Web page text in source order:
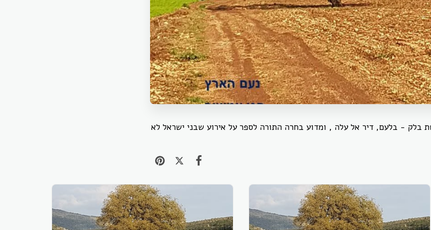
פרשת בלק - בלעם, דיר אל עלה , ומדוע בחרה התורה לספר על אירוע שבני ישראל לא